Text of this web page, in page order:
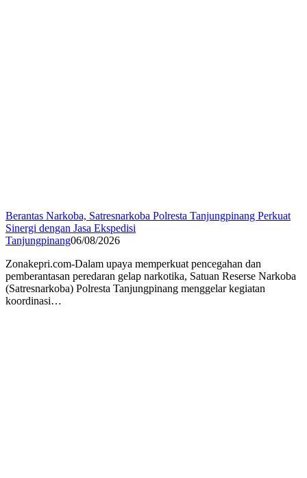
Berantas Narkoba, Satresnarkoba Polresta Tanjungpinang Perkuat
Sinergi dengan Jasa Ekspedisi
Tanjungpinang06/08/2026
Zonakepri.com-Dalam upaya memperkuat pencegahan dan
pemberantasan peredaran gelap narkotika, Satuan Reserse Narkoba
(Satresnarkoba) Polresta Tanjungpinang menggelar kegiatan
koordinasi…